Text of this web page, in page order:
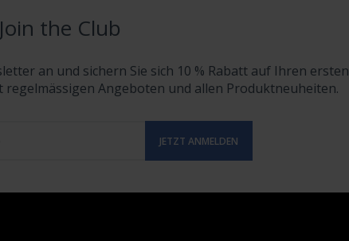
Join the Club
an und sichern Sie sich 10 % Rabatt auf Ihren ersten
regelmässigen Angeboten und allen Produktneuheiten.